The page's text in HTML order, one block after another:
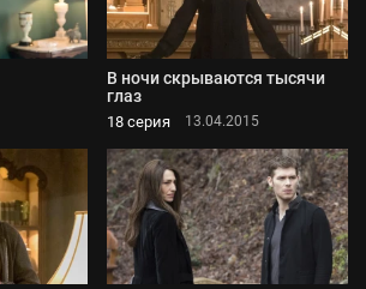
В ночи скрываются тысячи
глаз
18 серия 13.04.2015